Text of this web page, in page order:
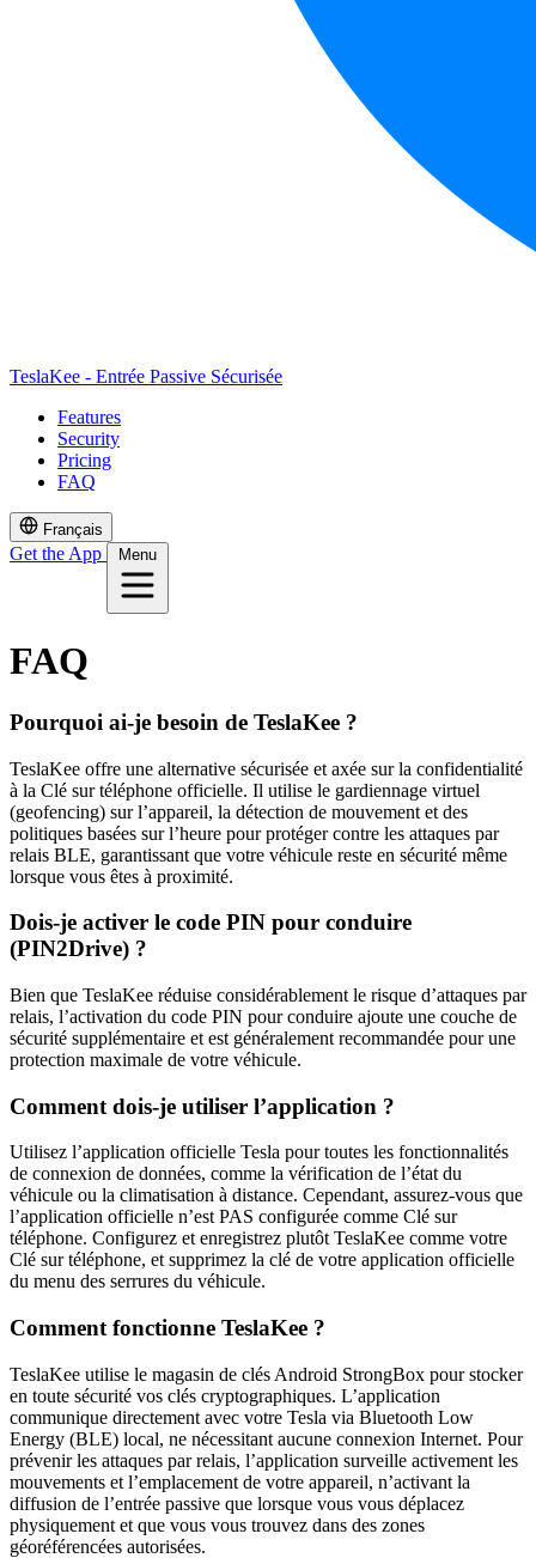
TeslaKee - Entrée Passive Sécurisée
Features
Security
Pricing
FAQ
Français
Get the App Menu
FAQ
Pourquoi ai-je besoin de TeslaKee ?
TeslaKee offre une alternative sécurisée et axée sur la confidentialité
à la Clé sur téléphone officielle. Il utilise le gardiennage virtuel
(geofencing) sur l’appareil, la détection de mouvement et des
politiques basées sur l’heure pour protéger contre les attaques par
relais BLE, garantissant que votre véhicule reste en sécurité même
lorsque vous êtes à proximité.
Dois-je activer le code PIN pour conduire
(PIN2Drive) ?
Bien que TeslaKee réduise considérablement le risque d’attaques par
relais, l’activation du code PIN pour conduire ajoute une couche de
sécurité supplémentaire et est généralement recommandée pour une
protection maximale de votre véhicule.
Comment dois-je utiliser l’application ?
Utilisez l’application officielle Tesla pour toutes les fonctionnalités
de connexion de données, comme la vérification de l’état du
véhicule ou la climatisation à distance. Cependant, assurez-vous que
l’application officielle n’est PAS configurée comme Clé sur
téléphone. Configurez et enregistrez plutôt TeslaKee comme votre
Clé sur téléphone, et supprimez la clé de votre application officielle
du menu des serrures du véhicule.
Comment fonctionne TeslaKee ?
TeslaKee utilise le magasin de clés Android StrongBox pour stocker
en toute sécurité vos clés cryptographiques. L’application
communique directement avec votre Tesla via Bluetooth Low
Energy (BLE) local, ne nécessitant aucune connexion Internet. Pour
prévenir les attaques par relais, l’application surveille activement les
mouvements et l’emplacement de votre appareil, n’activant la
diffusion de l’entrée passive que lorsque vous vous déplacez
physiquement et que vous vous trouvez dans des zones
géoréférencées autorisées.